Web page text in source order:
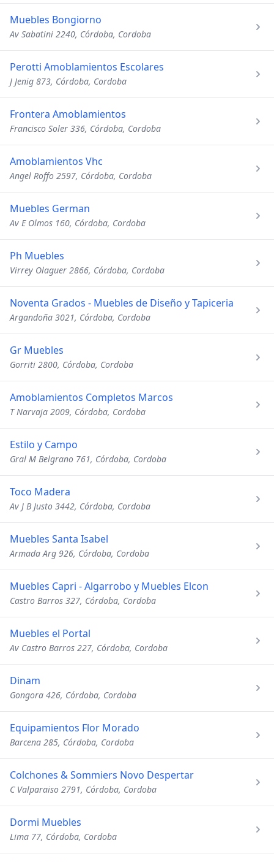
Muebles Bongiorno
Av Sabatini 2240, Córdoba, Cordoba
Perotti Amoblamientos Escolares
J Jenig 873, Córdoba, Cordoba
Frontera Amoblamientos
Francisco Soler 336, Córdoba, Cordoba
Amoblamientos Vhc
Angel Roffo 2597, Córdoba, Cordoba
Muebles German
Av E Olmos 160, Córdoba, Cordoba
Ph Muebles
Virrey Olaguer 2866, Córdoba, Cordoba
Noventa Grados - Muebles de Diseño y Tapiceria
Argandoña 3021, Córdoba, Cordoba
Gr Muebles
Gorriti 2800, Córdoba, Cordoba
Amoblamientos Completos Marcos
T Narvaja 2009, Córdoba, Cordoba
Estilo y Campo
Gral M Belgrano 761, Córdoba, Cordoba
Toco Madera
Av J B Justo 3442, Córdoba, Cordoba
Muebles Santa Isabel
Armada Arg 926, Córdoba, Cordoba
Muebles Capri - Algarrobo y Muebles Elcon
Castro Barros 327, Córdoba, Cordoba
Muebles el Portal
Av Castro Barros 227, Córdoba, Cordoba
Dinam
Gongora 426, Córdoba, Cordoba
Equipamientos Flor Morado
Barcena 285, Córdoba, Cordoba
Colchones & Sommiers Novo Despertar
C Valparaiso 2791, Córdoba, Cordoba
Dormi Muebles
Lima 77, Córdoba, Cordoba